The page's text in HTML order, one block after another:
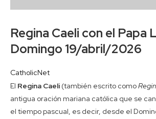
Regina Caeli con el Papa
Domingo 19/abril/2026
CatholicNet
El Regina Caeli (también escrito como
antigua oración mariana católica que se
el tiempo pascual, es decir, desde el